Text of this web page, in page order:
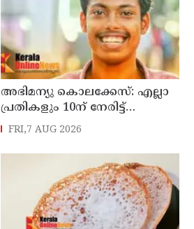
അഭിമന്യു കൊലക്കേസ്: എല്ലാ
പ്രതികളും 10ന്‌ നേരിട്ട്‌
ഹാജരാകണമെന്ന്‌ കർശന
നിർദേശം
FRI,7 AUG 2026